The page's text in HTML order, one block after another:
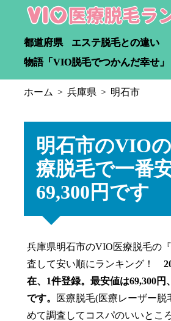
都道府県
エステ脱毛との違い
物語「VIO脱毛でつかんだ幸せ」
ホーム 兵庫県 明石市
明石市のVIO
療脱毛で一番
69,300円です
兵庫県明石市のVIO医療脱毛の
査して安い順にランキング！
在、1件登録。最安値は69,300円
です。
医療脱毛(医療レーザー脱
めて調査してコスパのいいとこ